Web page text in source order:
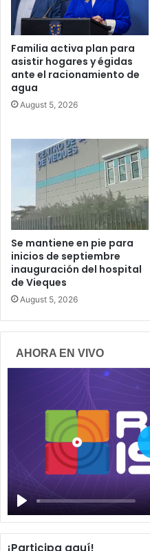
Familia activa plan para
asistir hogares y égidas
ante el racionamiento de
agua
August 5, 2026
Se mantiene en pie para
inicios de septiembre
inauguración del hospital
de Vieques
August 5, 2026
AHORA EN VIVO
¡Participa aquí!